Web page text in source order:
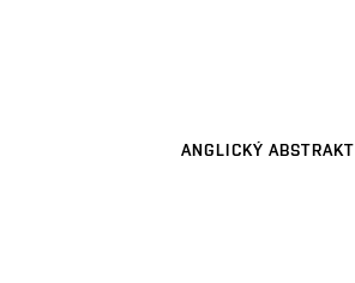
ANGLICKÝ ABSTRAKT